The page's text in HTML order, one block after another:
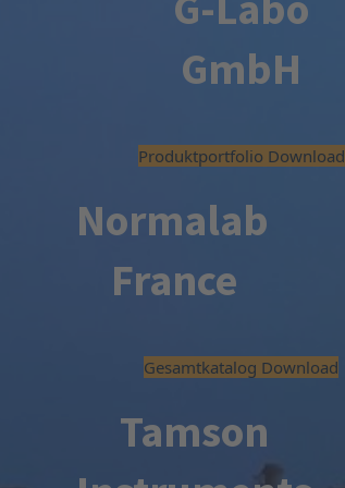
GmbH
Produktportfolio Download
Normalab
France
Gesamtkatalog Download
Tamson